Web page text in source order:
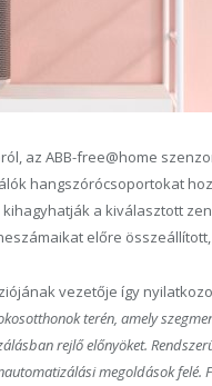
az ABB-free@home
hangszórócsoportokat
a kiválasztott
előre
vezetője így
terén, amely
rejlő előnyöket.
megoldások felé.